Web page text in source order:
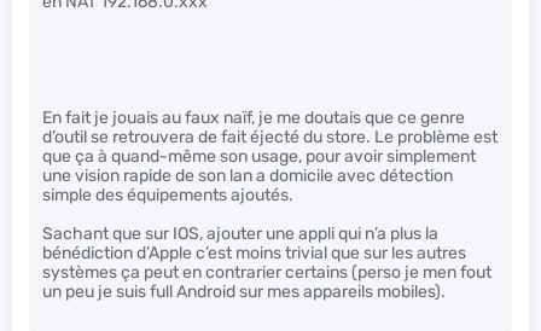
En fait je jouais au faux naïf, je me doutais que ce genre
d’outil se retrouvera de fait éjecté du store. Le problème est
que ça à quand-même son usage, pour avoir simplement
une vision rapide de son lan a domicile avec détection
simple des équipements ajoutés.
Sachant que sur IOS, ajouter une appli qui n’a plus la
bénédiction d’Apple c’est moins trivial que sur les autres
systèmes ça peut en contrarier certains (perso je men fout
un peu je suis full Android sur mes appareils mobiles).